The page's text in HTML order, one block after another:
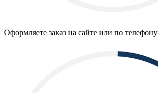
Оформляете заказ на сайте или по телефону